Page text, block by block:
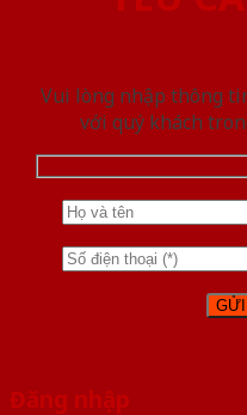
Vui lòng nhập thông
với quý khách
Đăng nhập